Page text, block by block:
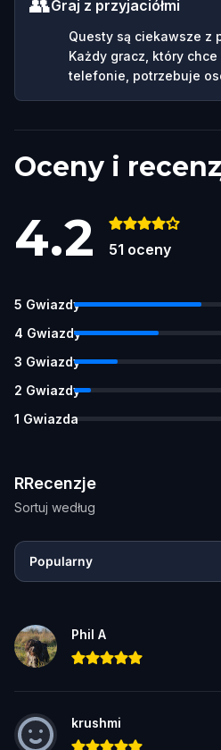
Graj z przyjaciółmi
Questy są ciekawsze z
Każdy gracz, który chce
telefonie, potrzebuje
Oceny i
4.2 51 oceny
5 Gwiazdy
4 Gwiazdy
3 Gwiazdy
2 Gwiazdy
1 Gwiazda
RRecenzje
Sortuj według
Popularny
Phil A
krushmi